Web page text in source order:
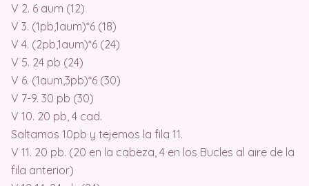
V 2. 6 aum (12)
V 3. (1pb,1aum)*6 (18)
V 4. (2pb,1aum)*6 (24)
V 5. 24 pb (24)
V 6. (1aum,3pb)*6 (30)
V 7-9. 30 pb (30)
V 10. 20 pb, 4 cad.
Saltamos 10pb y tejemos la fila 11.
V 11. 20 pb. (20 en la cabeza, 4 en los Bucles al aire de la
fila anterior)